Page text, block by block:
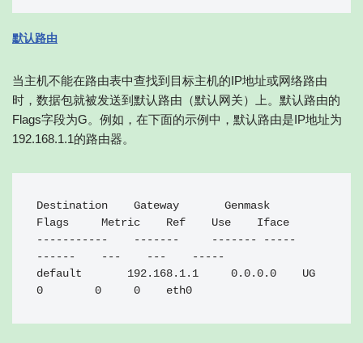
默认路由
当主机不能在路由表中查找到目标主机的IP地址或网络路由
时，数据包就被发送到默认路由（默认网关）上。默认路由的
Flags字段为G。例如，在下面的示例中，默认路由是IP地址为
192.168.1.1的路由器。
Destination    Gateway       Genmask
Flags     Metric    Ref    Use    Iface
-----------    -------     ------- -----
------    ---    ---    -----
default       192.168.1.1     0.0.0.0    UG
0        0     0    eth0